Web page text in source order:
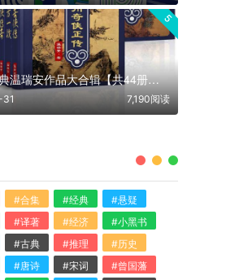
5
武侠经典温瑞安作品大合辑【共44册】【epub格式】【11.9MB】【编号：791011】
7,190阅读
#合集 #经典
#悬疑
#译著 #经济
#小黑书
#古典 #推理
#历史
#唐诗 #宋词
#曾国藩